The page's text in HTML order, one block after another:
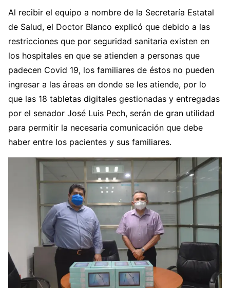
Al recibir el equipo a nombre de la Secretaría Estatal
de Salud, el Doctor Blanco explicó que debido a las
restricciones que por seguridad sanitaria existen en
los hospitales en que se atienden a personas que
padecen Covid 19, los familiares de éstos no pueden
ingresar a las áreas en donde se les atiende, por lo
que las 18 tabletas digitales gestionadas y entregadas
por el senador José Luis Pech, serán de gran utilidad
para permitir la necesaria comunicación que debe
haber entre los pacientes y sus familiares.